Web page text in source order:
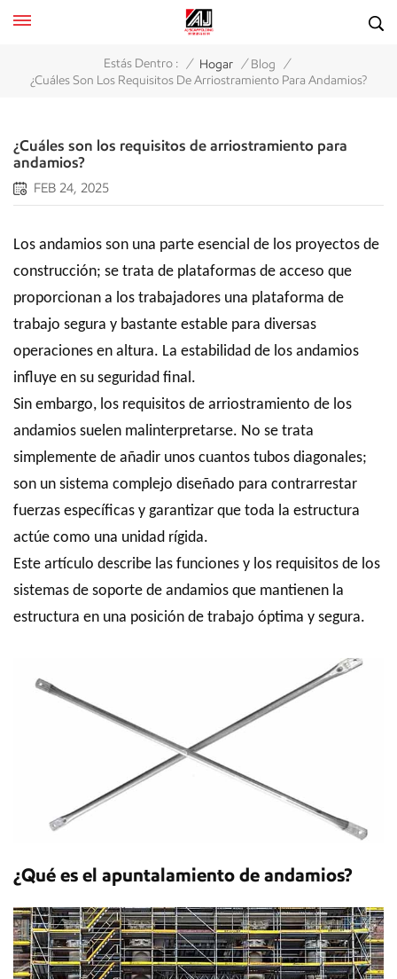
Estás Dentro : / Hogar / Blog /
¿Cuáles Son Los Requisitos De Arriostramiento Para Andamios?
¿Cuáles son los requisitos de arriostramiento para
andamios?
FEB 24, 2025
Los andamios son una parte esencial de los proyectos de
construcción; se trata de plataformas de acceso que
proporcionan a los trabajadores una plataforma de
trabajo segura y bastante estable para diversas
operaciones en altura. La estabilidad de los andamios
influye en su seguridad final.
Sin embargo, los requisitos de arriostramiento de los
andamios suelen malinterpretarse. No se trata
simplemente de añadir unos cuantos tubos diagonales;
son un sistema complejo diseñado para contrarrestar
fuerzas específicas y garantizar que toda la estructura
actúe como una unidad rígida.
Este artículo describe las funciones y los requisitos de los
sistemas de soporte de andamios que mantienen la
estructura en una posición de trabajo óptima y segura.
¿Qué es el apuntalamiento de andamios?